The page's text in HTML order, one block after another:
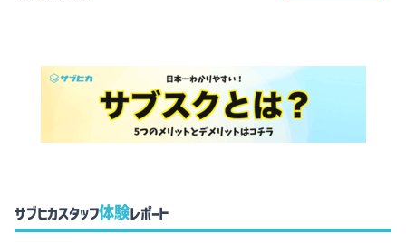
サブヒカスタッフ体験レポート